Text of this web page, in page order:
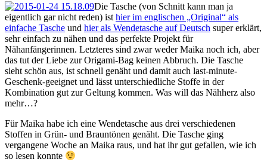
Die Tasche (von Schnitt kann man ja
eigentlich gar nicht reden) ist hier im englischen „Original“ als
einfache Tasche und hier als Wendetasche auf Deutsch super erklärt,
sehr einfach zu nähen und das perfekte Projekt für
Nähanfängerinnen. Letzteres sind zwar weder Maika noch ich, aber
das tut der Liebe zur Origami-Bag keinen Abbruch. Die Tasche
sieht schön aus, ist schnell genäht und damit auch last-minute-
Geschenk-geeignet und lässt unterschiedliche Stoffe in der
Kombination gut zur Geltung kommen. Was will das Nähherz also
mehr…?
Für Maika habe ich eine Wendetasche aus drei verschiedenen
Stoffen in Grün- und Brauntönen genäht. Die Tasche ging
vergangene Woche an Maika raus, und hat ihr gut gefallen, wie ich
so lesen konnte